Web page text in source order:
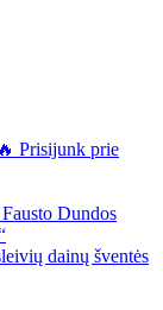
Prisijunk prie
Dundos
dainų šventės